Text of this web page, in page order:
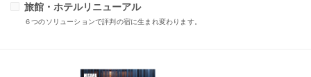
旅館・ホテルリニューアル
６つのソリューションで評判の宿に生まれ変わります。